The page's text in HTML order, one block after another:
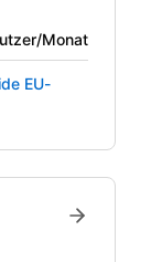
Monat
EU-